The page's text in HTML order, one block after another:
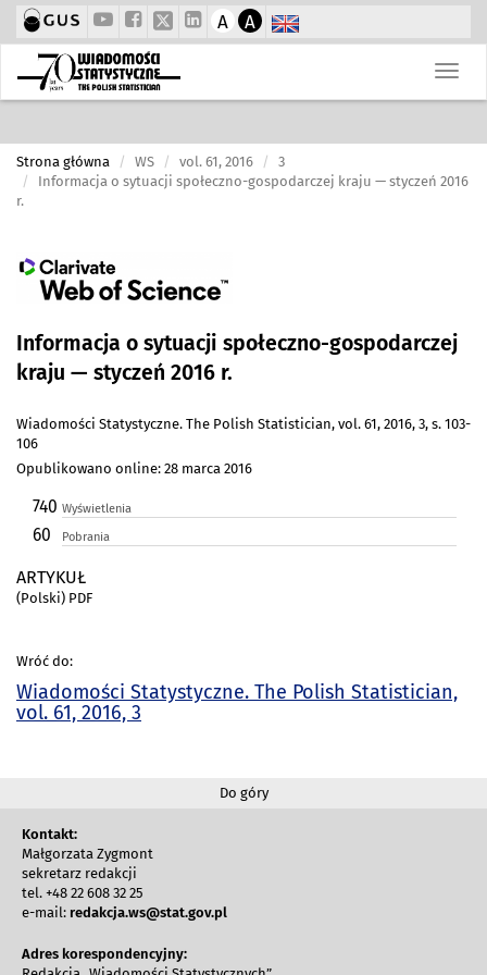
A A
Strona główna WS vol. 61, 2016
3
Informacja o sytuacji społeczno-gospodarczej kraju — styczeń 2016
r.
Informacja o sytuacji społeczno-gospodarczej
kraju — styczeń 2016 r.
Wiadomości Statystyczne. The Polish Statistician, vol. 61, 2016, 3, s. 103-
106
Opublikowano online: 28 marca 2016
740 Wyświetlenia
60 Pobrania
ARTYKUŁ
(Polski) PDF
Wróć do:
Wiadomości Statystyczne. The Polish Statistician,
vol. 61, 2016, 3
Do góry
Kontakt:
Małgorzata Zygmont
sekretarz redakcji
tel. +48 22 608 32 25
e-mail: redakcja.ws@stat.gov.pl
Adres korespondencyjny: